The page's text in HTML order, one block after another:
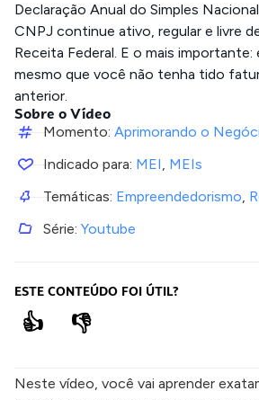
Declaração Anual do Simples
CNPJ continue ativo, regular e livre
Receita Federal. E o mais importante:
mesmo que você não tenha tido
anterior.
Sobre o Vídeo
Momento: Aprimorando o
Indicado para: MEI, MEIs
Temáticas: Empreendedorismo,
Série: Youtube
ESTE CONTEÚDO FOI ÚTIL?
👍 👎
Neste vídeo, você vai aprender